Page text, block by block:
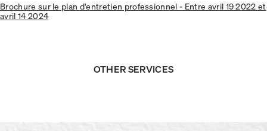
Brochure sur le plan d'entretien professionnel - Entre avril 19 2022 et
avril 14 2024
OTHER SERVICES